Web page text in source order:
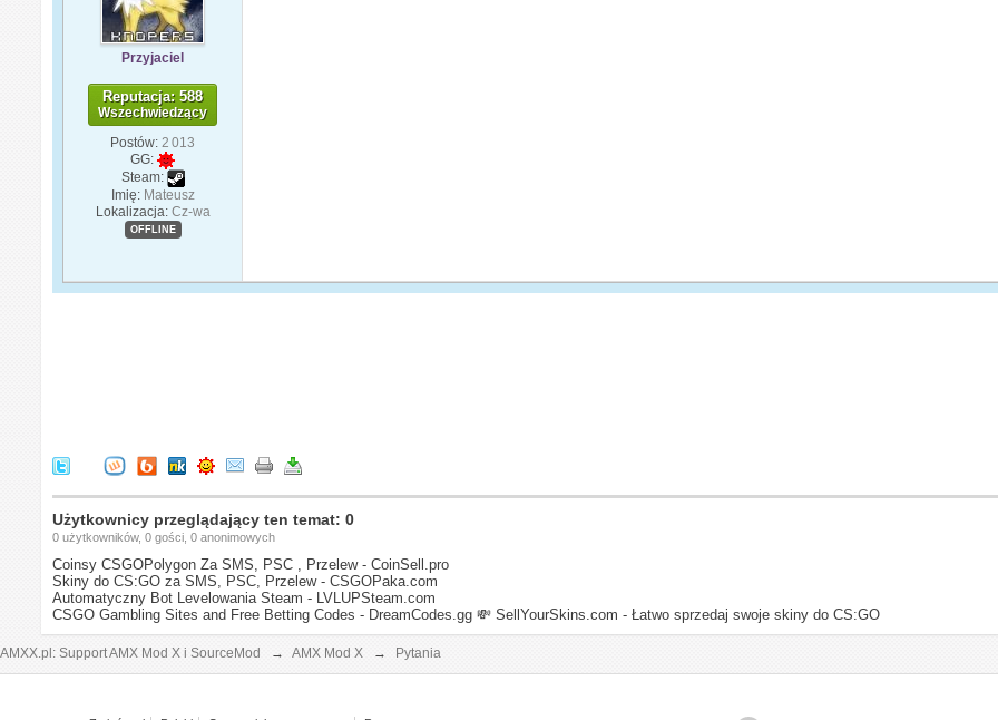
Przyjaciel
Reputacja: 588
Wszechwiedzący
Postów: 2 013
GG:
Steam:
Imię: Mateusz
Lokalizacja: Cz-wa
OFFLINE
Użytkownicy przeglądający ten temat: 0
0 użytkowników, 0 gości, 0 anonimowych
Coinsy CSGOPolygon Za SMS, PSC , Przelew - CoinSell.pro
Skiny do CS:GO za SMS, PSC, Przelew - CSGOPaka.com
Automatyczny Bot Levelowania Steam - LVLUPSteam.com
CSGO Gambling Sites and Free Betting Codes - DreamCodes.gg 💸 SellYourSkins.com - Łatwo sprzedaj swoje skiny do CS:GO
AMXX.pl: Support AMX Mod X i SourceMod → AMX Mod X → Pytania